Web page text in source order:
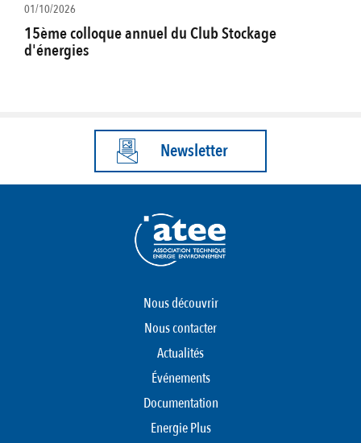
01/10/2026
15ème colloque annuel du Club Stockage
d'énergies
Newsletter
Nous découvrir
Nous contacter
Actualités
Événements
Documentation
Energie Plus